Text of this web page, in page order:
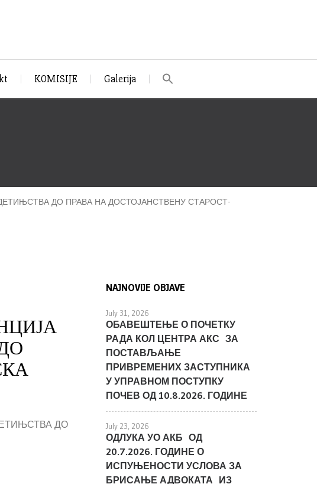
KOMISIJE Galerija
ДО ПРАВА НА ДОСТОЈАНСТВЕНУ СТАРОСТ-
ДО
NAJNOVIJE OBJAVE
July 31, 2026
ОБАВЕШТЕЊЕ О ПОЧЕТКУ
РАДА КОЛ ЦЕНТРА АКС ЗА
ПОСТАВЉАЊЕ
ПРИВРЕМЕНИХ ЗАСТУПНИКА
У УПРАВНОМ ПОСТУПКУ
ПОЧЕВ ОД 10.8.2026. ГОДИНЕ
July 23, 2026
ОДЛУКА УО АКБ ОД
20.7.2026. ГОДИНЕ О
ИСПУЊЕНОСТИ УСЛОВА ЗА
БРИСАЊЕ АДВОКАТА ИЗ